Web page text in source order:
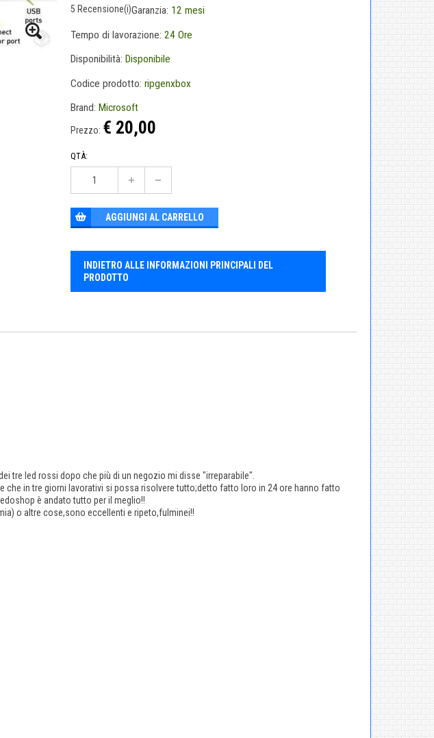
5 Recensione(i)Garanzia: 12 mesi
Tempo di lavorazione: 24 Ore
Disponibilità: Disponibile
Codice prodotto: ripgenxbox
Brand: Microsoft
Prezzo: € 20,00
QTÀ:
AGGIUNGI AL CARRELLO
INDIETRO ALLE INFORMAZIONI PRINCIPALI DEL
PRODOTTO
tre led rossi dopo che più di un negozio mi disse "irreparabile".
che in tre giorni lavorativi si possa risolvere tutto;detto fatto loro in 24 ore hanno fatto
è andato tutto per il meglio!!
o altre cose,sono eccellenti e ripeto,fulminei!!